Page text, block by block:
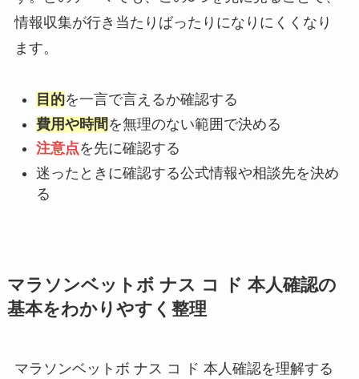
情報収集が行き当たりばったりになりにくくなり
ます。
目的を一言で言えるか確認する
費用や時間 を無理のない範囲で決める
注意点を先に確認する
迷ったときに確認する公式情報や相談先を決め
る
マラソンベットボ ナス コ ド 本人確認の
基本をわかりやすく整理
マラソンベットボ ナス コ ド 本人確認を理解する